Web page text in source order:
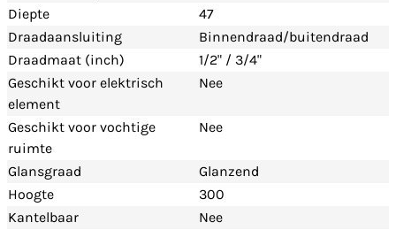
Diepte
47
Draadaansluiting
Binnendraad/buitendraad
Draadmaat (inch)
1/2" / 3/4"
Geschikt voor elektrisch
element
Nee
Geschikt voor vochtige
ruimte
Nee
Glansgraad
Glanzend
Hoogte
300
Kantelbaar
Nee